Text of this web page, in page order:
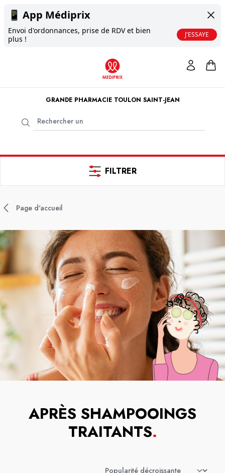
📱 App Médiprix
Envoi d'ordonnances, prise de RDV et bien
plus !
J'ESSAYE
GRANDE PHARMACIE TOULON SAINT-JEAN
FILTRER
Page d'accueil
APRÈS SHAMPOOINGS
TRAITANTS.